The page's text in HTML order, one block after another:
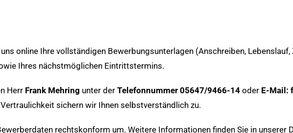
online Ihre vollständigen Bewerbungsunterlagen (Anschreiben,
Ihres nächstmöglichen Eintrittstermins.
Herr Frank Mehring unter der Telefonnummer 05647/9466-14oder E-Mail:
sichern wir Ihnen selbstverständlich zu.
rechtskonform um. Weitere Informationen finden Sie in unserer